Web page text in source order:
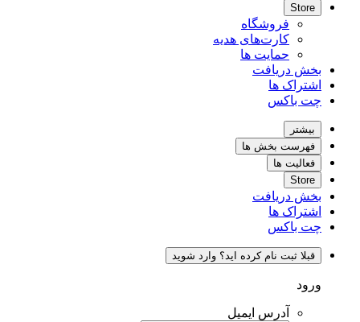
Store
فروشگاه
کارت‌های هدیه
حمایت ها
بخش دریافت
اشتراک ها
چت باکس
بیشتر
فهرست بخش ها
فعالیت ها
Store
بخش دریافت
اشتراک ها
چت باکس
قبلا ثبت نام کرده اید؟ وارد شوید
ورود
آدرس ایمیل